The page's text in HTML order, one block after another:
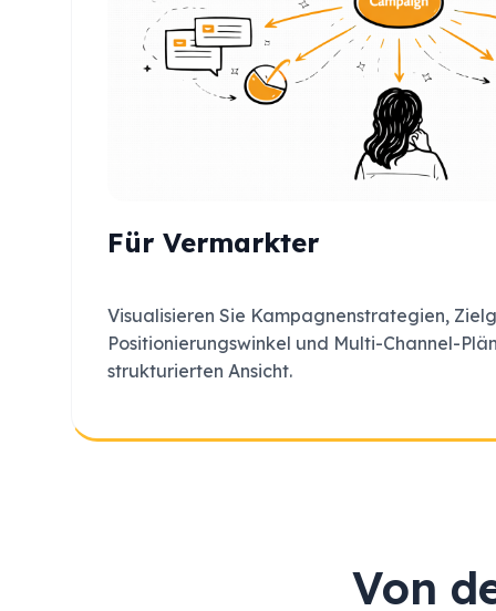
Für Vermarkter
Visualisieren Sie Kampagnenstrategien,
Positionierungswinkel und Multi-Channel-
strukturierten Ansicht.
Von